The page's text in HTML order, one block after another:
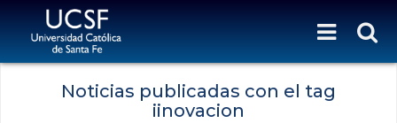
Noticias publicadas con el tag
iinovacion